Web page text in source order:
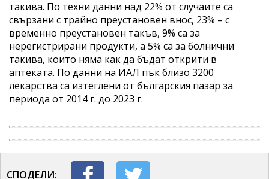
такива. По техни данни над 22% от случаите са
свързани с трайно преустановен внос, 23% – с
временно преустановен такъв, 9% са за
нерегистрирани продукти, а 5% са за болнични
такива, които няма как да бъдат открити в
аптеката. По данни на ИАЛ пък близо 3200
лекарства са изтеглени от българския пазар за
периода от 2014 г. до 2023 г.
СПОДЕЛИ: